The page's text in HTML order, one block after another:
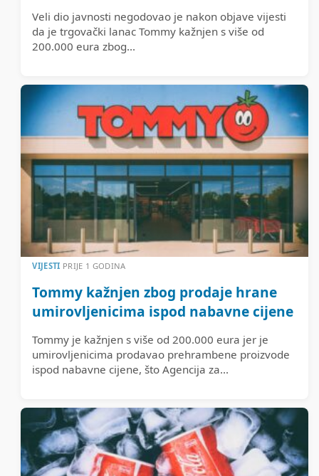
Veli dio javnosti negodovao je nakon objave vijesti
da je trgovački lanac Tommy kažnjen s više od
200.000 eura zbog...
VIJESTI PRIJE 1 GODINA
Tommy kažnjen zbog prodaje hrane
umirovljenicima ispod nabavne cijene
Tommy je kažnjen s više od 200.000 eura jer je
umirovljenicima prodavao prehrambene proizvode
ispod nabavne cijene, što Agencija za...